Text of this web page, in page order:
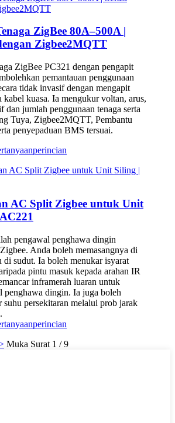
ZigBee 80A–500A |
Zigbee2MQTT
ZigBee PC321 dengan pengapit
pemantauan penggunaan
tidak invasif dengan mengapit
kabel kuasa. Ia mengukur voltan, arus,
dan jumlah penggunaan tenaga serta
Tuya, Zigbee2MQTT, Pembantu
penyepaduan BMS tersuai.
perincian
AC Split Zigbee untuk Unit
pengawal penghawa dingin
Anda boleh memasangnya di
di sudut. Ia boleh menukar isyarat
pintu masuk kepada arahan IR
inframerah luaran untuk
penghawa dingin. Ia juga boleh
suhu persekitaran melalui prob jarak
perincian
Muka Surat 1 / 9